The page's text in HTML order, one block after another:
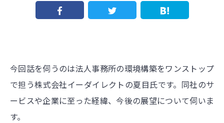
今回話を伺うのは法人事務所の環境構築をワンストップ
で担う株式会社イーダイレクトの夏目氏です。同社のサ
ービスや企業に至った経緯、今後の展望について伺いま
す。